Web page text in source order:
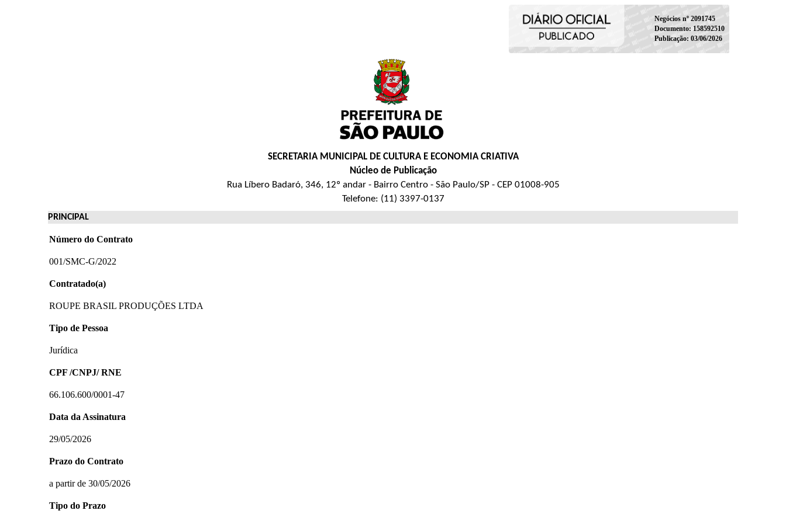
Negócios nº 2091745
Documento: 158592510
Publicação: 03/06/2026
SECRETARIA MUNICIPAL DE CULTURA E ECONOMIA CRIATIVA
Núcleo de Publicação
Rua Líbero Badaró, 346, 12º andar - Bairro Centro - São Paulo/SP - CEP 01008-905
Telefone: (11) 3397-0137
PRINCIPAL
Número do Contrato
001/SMC-G/2022
Contratado(a)
ROUPE BRASIL PRODUÇÕES LTDA
Tipo de Pessoa
Jurídica
CPF /CNPJ/ RNE
66.106.600/0001-47
Data da Assinatura
29/05/2026
Prazo do Contrato
a partir de 30/05/2026
Tipo do Prazo